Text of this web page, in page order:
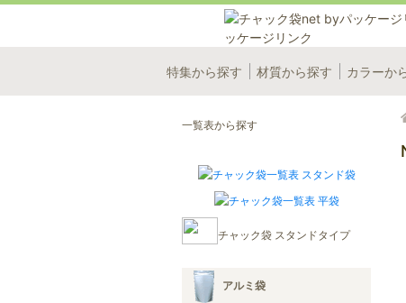
特集から探す 材質から探す カラーか
一覧表から探す
チャック袋 スタンドタイプ
アルミ袋